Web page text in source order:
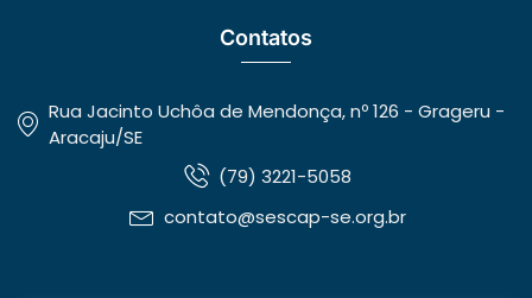
Contatos
Rua Jacinto Uchôa de Mendonça, nº 126 - Grageru -
Aracaju/SE
(79) 3221-5058
contato@sescap-se.org.br